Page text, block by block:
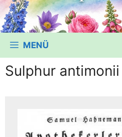
MENÜ
Sulphur